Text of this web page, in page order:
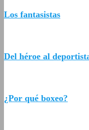
Los fantasistas
Del héroe al
¿Por qué boxeo?